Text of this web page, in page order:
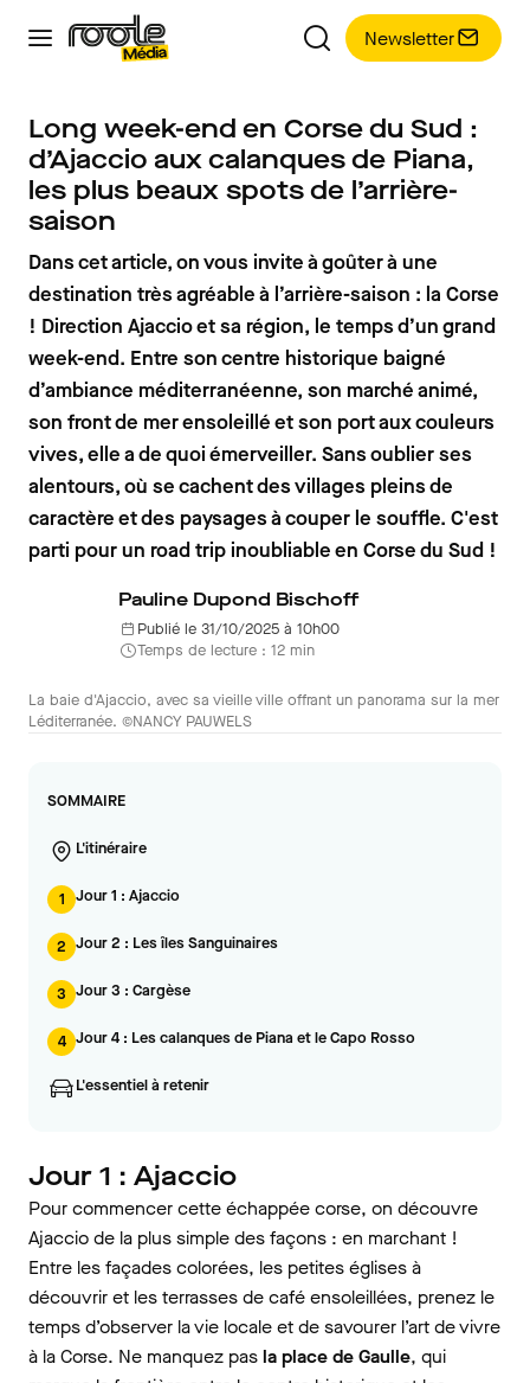
Newsletter
Long week-end en Corse du Sud :
d’Ajaccio aux calanques de Piana,
les plus beaux spots de l’arrière-
saison
Dans cet article, on vous invite à goûter à une
destination très agréable à l’arrière-saison : la Corse
! Direction Ajaccio et sa région, le temps d’un grand
week-end. Entre son centre historique baigné
d’ambiance méditerranéenne, son marché animé,
son front de mer ensoleillé et son port aux couleurs
vives, elle a de quoi émerveiller. Sans oublier ses
alentours, où se cachent des villages pleins de
caractère et des paysages à couper le souffle. C'est
parti pour un road trip inoubliable en Corse du Sud !
Pauline Dupond Bischoff
Publié le 31/10/2025 à 10h00
Temps de lecture : 12 min
La baie d'Ajaccio, avec sa vieille ville offrant un panorama sur la mer
Léditerranée. ©NANCY PAUWELS
SOMMAIRE
L'itinéraire
1 Jour 1 : Ajaccio
2 Jour 2 : Les îles Sanguinaires
3 Jour 3 : Cargèse
4 Jour 4 : Les calanques de Piana et le Capo Rosso
L'essentiel à retenir
Jour 1 : Ajaccio
Pour commencer cette échappée corse, on découvre
Ajaccio de la plus simple des façons : en marchant !
Entre les façades colorées, les petites églises à
découvrir et les terrasses de café ensoleillées, prenez le
temps d’observer la vie locale et de savourer l’art de vivre
à la Corse. Ne manquez pasla place de Gaulle, qui